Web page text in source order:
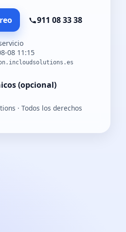
911 08 33 38
08 11:15
(opcional)
· Todos los derechos